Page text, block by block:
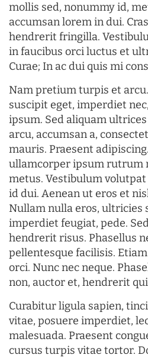
mollis sed, nonummy id,
accumsan lorem in dui.
hendrerit fringilla.
in faucibus orci luctus et
Curae; In ac dui quis mi
Nam pretium turpis et
suscipit eget, imperdiet
ipsum. Sed aliquam
arcu, accumsan a,
mauris. Praesent
ullamcorper ipsum rutrum
metus. Vestibulum
id dui. Aenean ut eros et
Nullam nulla eros, ultricies
imperdiet feugiat, pede.
hendrerit risus. Phasellus
pellentesque facilisis.
orci. Nunc nec neque.
non, auctor et, hendrerit
Curabitur ligula sapien,
vitae, posuere imperdiet,
malesuada. Praesent
cursus turpis vitae tortor.